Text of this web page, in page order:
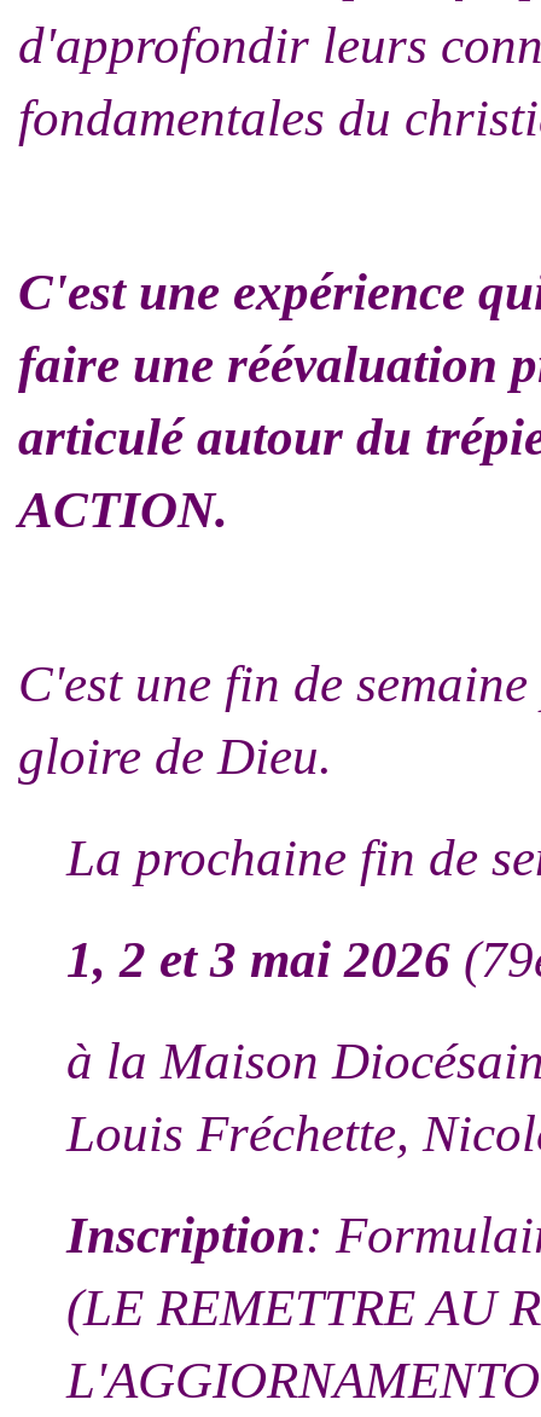
d'approfondir leurs
fondamentales du
C'est une expérience
faire une réévaluation
articulé autour du
ACTION.
C'est une fin de
gloire de Dieu.
La prochaine fin de
1, 2 et 3 mai 2026
à la Maison
Louis Fréchette,
Inscription:
(LE REMETTRE AU